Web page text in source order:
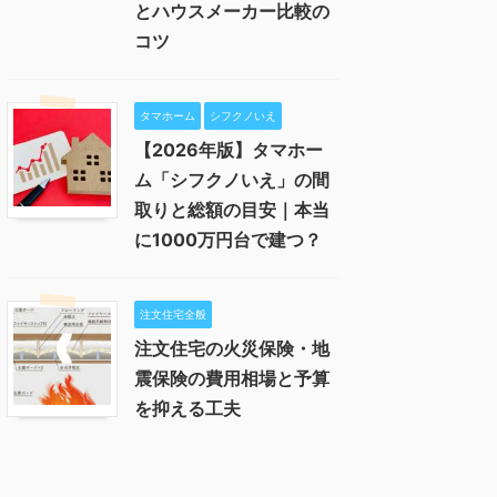
とハウスメーカー比較の
コツ
タマホーム シフクノいえ
【2026年版】タマホー
ム「シフクノいえ」の間
取りと総額の目安｜本当
に1000万円台で建つ？
注文住宅全般
注文住宅の火災保険・地
震保険の費用相場と予算
を抑える工夫